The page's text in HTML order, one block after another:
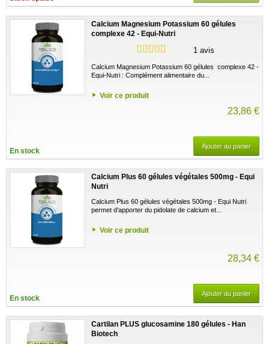
Calcium Magnesium Potassium 60 gélules
complexe 42 - Equi-Nutri
1 avis
Calcium Magnesium Potassium 60 gélules complexe 42 -
Equi-Nutri : Complément alimentaire du...
Voir ce produit
23,86 €
En stock
Ajouter au panier
Calcium Plus 60 gélules végétales 500mg - Equi
Nutri
Calcium Plus 60 gélules végétales 500mg - Equi Nutri
permet d'apporter du pidolate de calcium et...
Voir ce produit
28,34 €
En stock
Ajouter au panier
Cartilan PLUS glucosamine 180 gélules - Han
Biotech